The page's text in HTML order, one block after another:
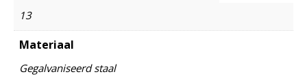
13
Materiaal
Gegalvaniseerd staal